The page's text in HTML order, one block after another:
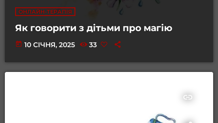
ОНЛАЙН-ТЕРАПІЯ
Як говорити з дітьми про магію
today 10 СІЧНЯ, 2025 33
insert_link